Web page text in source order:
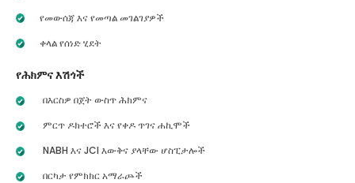
የመውሰጃ እና የመጣል መገልገያዎች
ቀላል የሰነድ ሂደት
የሕክምና እሽጎች
በእርስዎ በጀት ውስጥ ሕክምና
ምርጥ ዶክተሮች እና የቀዶ ጥገና ሐኪሞች
NABH እና JCI እውቅና ያላቸው ሆስፒታሎች
በርካታ የምክክር አማራጮች